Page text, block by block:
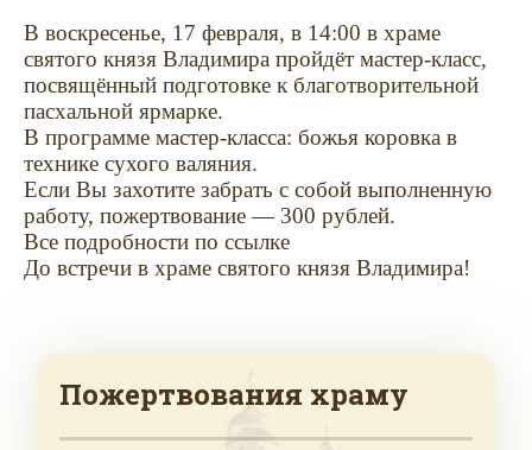
В воскресенье, 17 февраля, в 14:00 в храме
святого князя Владимира пройдёт мастер-класс,
посвящённый подготовке к благотворительной
пасхальной ярмарке.
В программе мастер-класса: божья коровка в
технике сухого валяния.
Если Вы захотите забрать с собой выполненную
работу, пожертвование — 300 рублей.
Все подробности по ссылке
До встречи в храме святого князя Владимира!
Пожертвования храму